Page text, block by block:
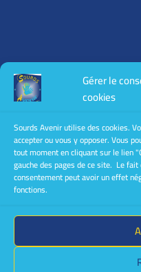
Gérer le
cookies
Sourds Avenir utilise des cookies.
accepter ou vous y opposer. Vous
tout moment en cliquant sur le lien
gauche des pages de ce site. Le
consentement peut avoir un effet
fonctions.
Toutes les
mentions légales
conditions
Politique de
Le site a été créé